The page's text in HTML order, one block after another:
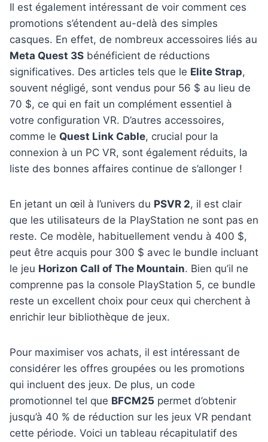
Il est également intéressant de voir comment ces
promotions s’étendent au-delà des simples
casques. En effet, de nombreux accessoires liés au
Meta Quest 3S bénéficient de réductions
significatives. Des articles tels que le Elite Strap,
souvent négligé, sont vendus pour 56 $ au lieu de
70 $, ce qui en fait un complément essentiel à
votre configuration VR. D’autres accessoires,
comme le Quest Link Cable, crucial pour la
connexion à un PC VR, sont également réduits, la
liste des bonnes affaires continue de s’allonger !
En jetant un œil à l’univers du PSVR 2, il est clair
que les utilisateurs de la PlayStation ne sont pas en
reste. Ce modèle, habituellement vendu à 400 $,
peut être acquis pour 300 $ avec le bundle incluant
le jeu Horizon Call of The Mountain. Bien qu’il ne
comprenne pas la console PlayStation 5, ce bundle
reste un excellent choix pour ceux qui cherchent à
enrichir leur bibliothèque de jeux.
Pour maximiser vos achats, il est intéressant de
considérer les offres groupées ou les promotions
qui incluent des jeux. De plus, un code
promotionnel tel que BFCM25 permet d’obtenir
jusqu’à 40 % de réduction sur les jeux VR pendant
cette période. Voici un tableau récapitulatif des